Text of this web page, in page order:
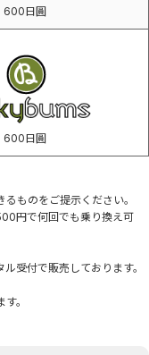
600日圓
600日圓
ものをご提示ください。
円で何回でも乗り換え可
受付で販売しております。
。